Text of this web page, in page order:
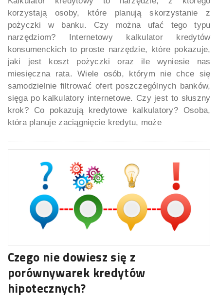
korzystają osoby, które planują skorzystanie z
pożyczki w banku. Czy można ufać tego typu
narzędziom? Internetowy kalkulator kredytów
konsumenckich to proste narzędzie, które pokazuje,
jaki jest koszt pożyczki oraz ile wyniesie nas
miesięczna rata. Wiele osób, którym nie chce się
samodzielnie filtrować ofert poszczególnych banków,
sięga po kalkulatory internetowe. Czy jest to słuszny
krok? Co pokazują kredytowe kalkulatory? Osoba,
która planuje zaciągnięcie kredytu, może
Czego nie dowiesz się z
porównywarek kredytów
hipotecznych?